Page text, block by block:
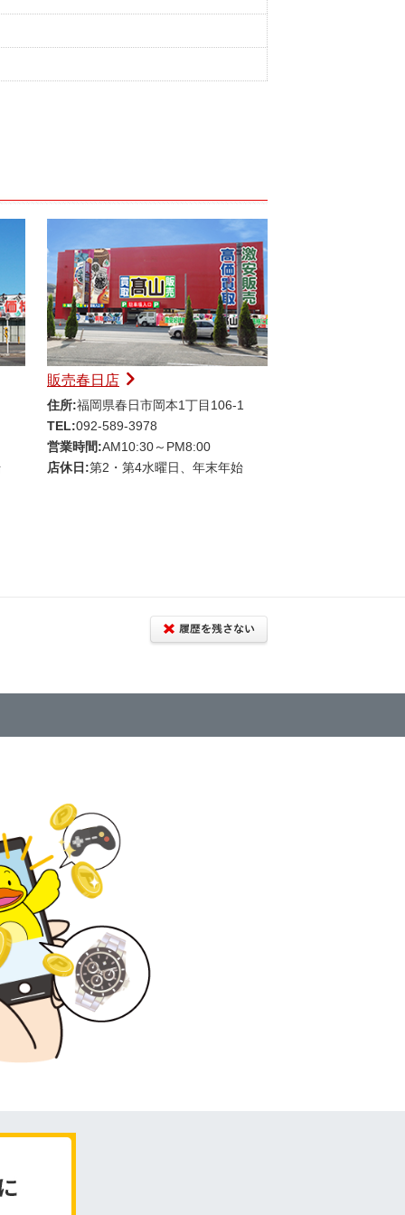
販売春日店
住所:福岡県春日市岡本1丁目106-1
TEL:092-589-3978
営業時間:AM10:30～PM8:00
店休日:第2・第4水曜日、年末年始